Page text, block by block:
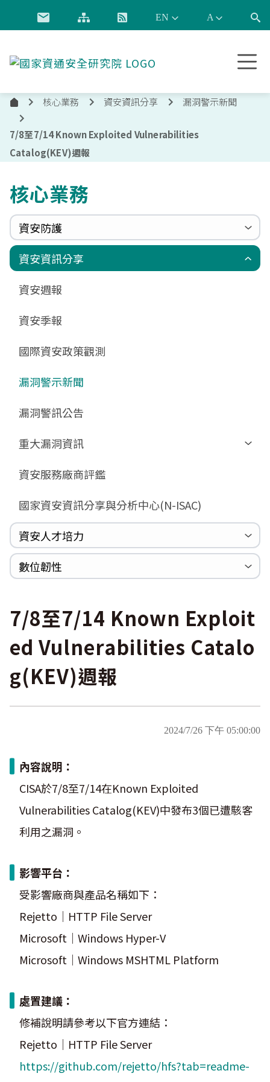
跳到主要內容
通
全
究
首
核心業務 資安資訊分享 漏洞警示新聞
7/8至7/14 Known Exploited Vulnerabilities
Catalog(KEV)週報
核心業務
資安防護
政府組態基準(GCB)
更新消息
GCB說明文件
GCB部署資源
GCB終止支援
資通安全弱點通報機制(VANS)
申請作業表單
數位影片教材
FAQ
端點偵測及應變機制(EDR)
相關文件與表單
零信任架構(ZTA)
相關文件與表單
驗證進度
國家資安聯防監控中心(N-SOC)
國家資安通報應變中心(N-CERT)
資安資訊分享
資安週報
資安季報
國際資安政策觀測
漏洞警示新聞
漏洞警訊公告
重大漏洞資訊
Zerologon
MSHTML
Log4shell
WannaCrypt
Heartbleed
資安服務廠商評鑑
國家資安資訊分享與分析中心(N-ISAC)
資安人才培力
巡迴研討會
CCOE資安實戰人才培育計畫成果簡介
資安人才培訓服務網
資安系列競賽網站
數位韌性
7/8至7/14 Known Exploit
ed Vulnerabilities Catalo
g(KEV)週報
2024/7/26 下午 05:00:00
內容說明：
CISA於7/8至7/14在Known Exploited
Vulnerabilities Catalog(KEV)中發布3個已遭駭客
利用之漏洞。
影響平台：
受影響廠商與產品名稱如下：
Rejetto｜HTTP File Server
Microsoft｜Windows Hyper-V
Microsoft｜Windows MSHTML Platform
處置建議：
修補說明請參考以下官方連結：
Rejetto｜HTTP File Server
https://github.com/rejetto/hfs?tab=readme-